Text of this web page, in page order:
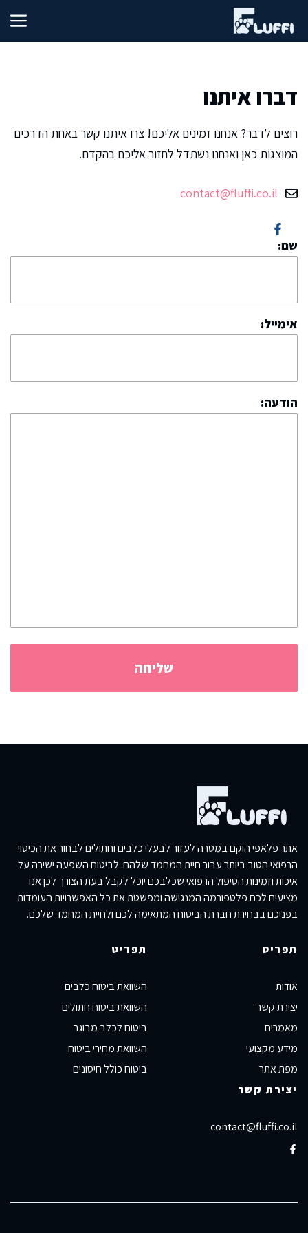
לתוכן
דברו איתנו
רוצים לדבר? אנחנו זמינים אליכם! צרו איתנו קשר באחת הדרכים
המוצגות כאן ואנחנו נשתדל לחזור אליכם בהקדם.
contact@fluffi.co.il
שם:
אימייל:
הודעה:
אתר פלאפי הוקם במטרה לעזור לבעלי כלבים וחתולים לבחור את הכיסוי
הרפואי הטוב ביותר עבור חיית המחמד שלהם. לביטוח השפעה ישירה על
איכות וזמינות הטיפול הרפואי שכלבכם יוכל לקבל בעת הצורך לכן אנו
מציעים לכם פלטפורמה המנגישה ומפשטת את כל האפשרויות העומדות
בפניכם בבחירת חברת הביטוח המתאימה לכם ולחיית המחמד שלכם.
תפריט
אודות
יצירת קשר
מאמרים
מידע מקצועי
מפת אתר
תפריט
השוואת ביטוח כלבים
השוואת ביטוח חתולים
ביטוח לכלב מבוגר
השוואת מחירי ביטוח
ביטוח כולל חיסונים
יצירת קשר
contact@fluffi.co.il